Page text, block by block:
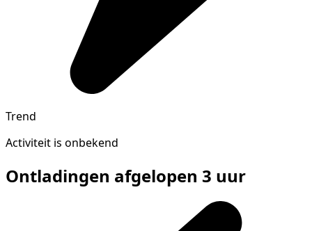
Trend
Activiteit is onbekend
Ontladingen afgelopen 3 uur